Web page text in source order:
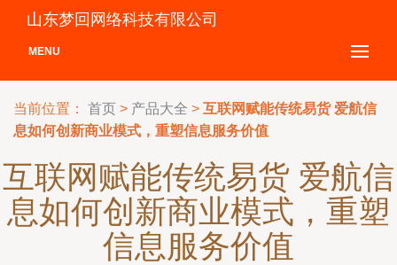
山东梦回网络科技有限公司
MENU
当前位置： 首页 > 产品大全 > 互联网赋能传统易货 爱航信
息如何创新商业模式，重塑信息服务价值
互联网赋能传统易货 爱航信
息如何创新商业模式，重塑
信息服务价值